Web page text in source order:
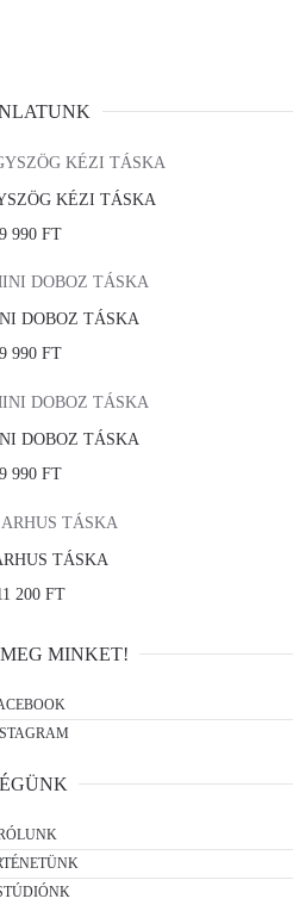
KÉZI TÁSKA
990 FT
DOBOZ TÁSKA
990 FT
DOBOZ TÁSKA
990 FT
TÁSKA
200 FT
MINKET!